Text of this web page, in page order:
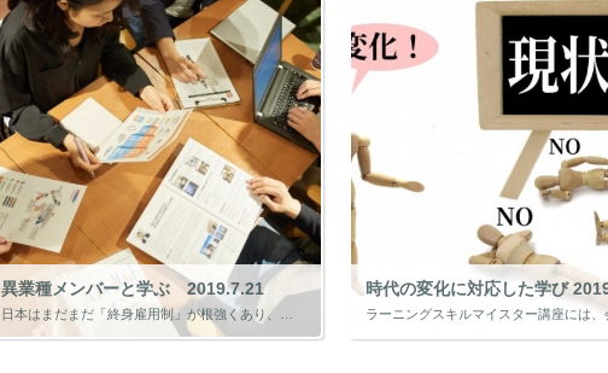
異業種メンバーと学ぶ 2019.7.21
日本はまだまだ「終身雇用制」が根強くあり、一度就職した会社で定年まで勤める人は多くいます。 同じ会社にいれば、年齢とともに昇進や昇格し、後輩や部下ができ指導する立場になります。 また、頑張り次第では、「社内一仕事ができる […]
時代の変化に対応した学び